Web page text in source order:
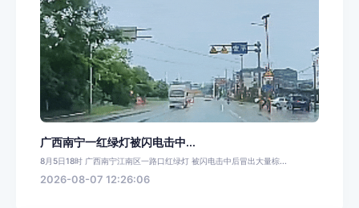
广西南宁一红绿灯被闪电击中...
8月5日18时 广西南宁江南区一路口红绿灯 被闪电击中后冒出大量棕...
2026-08-07 12:26:06